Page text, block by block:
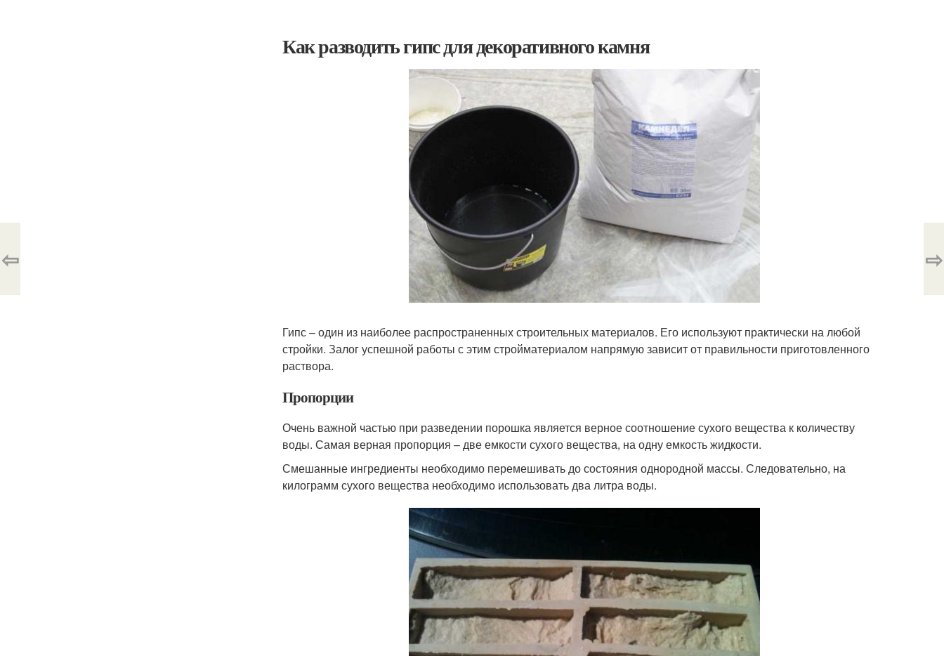
Как разводить гипс для декоративного камня
Гипс – один из наиболее распространенных строительных материалов. Его используют практически на любой
стройки. Залог успешной работы с этим стройматериалом напрямую зависит от правильности приготовленного
раствора.
Пропорции
Очень важной частью при разведении порошка является верное соотношение сухого вещества к количеству
воды. Самая верная пропорция – две емкости сухого вещества, на одну емкость жидкости.
Смешанные ингредиенты необходимо перемешивать до состояния однородной массы. Следовательно, на
килограмм сухого вещества необходимо использовать два литра воды.
⇦ ⇨